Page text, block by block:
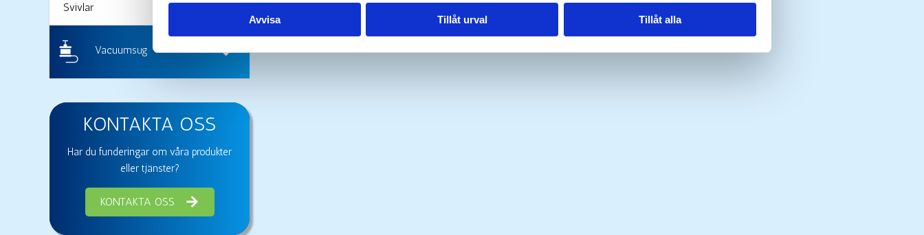
Avvisa Tillåt urval Tillåt alla
Svivlar
Vacuumsug
KONTAKTA OSS
Har du funderingar om våra produkter
eller tjänster?
KONTAKTA OSS